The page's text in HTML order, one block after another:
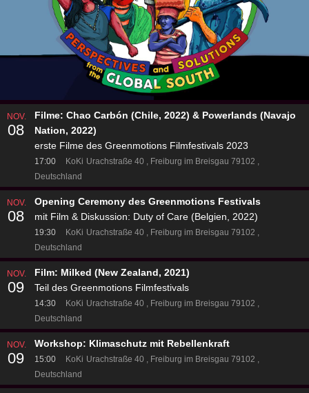
NOV.
08
Filme: Chao Carbón (Chile, 2022) & Powerlands (Navajo
Nation, 2022)
erste Filme des Greenmotions Filmfestivals 2023
17:00 KoKi Urachstraße 40
Freiburg im Breisgau 79102
Deutschland
NOV.
08
Opening Ceremony des Greenmotions Festivals
mit Film & Diskussion: Duty of Care (Belgien, 2022)
19:30 KoKi Urachstraße 40
Freiburg im Breisgau 79102
Deutschland
NOV.
09
Film: Milked (New Zealand, 2021)
Teil des Greenmotions Filmfestivals
14:30 KoKi Urachstraße 40
Freiburg im Breisgau 79102
Deutschland
NOV.
09
Workshop: Klimaschutz mit Rebellenkraft
15:00 KoKi Urachstraße 40
Freiburg im Breisgau 79102
Deutschland